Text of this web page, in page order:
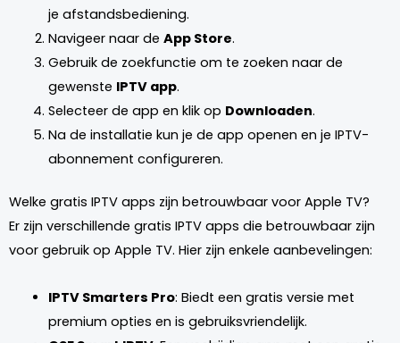
je afstandsbediening.
Navigeer naar de App Store.
Gebruik de zoekfunctie om te zoeken naar de
gewenste IPTV app.
Selecteer de app en klik op Downloaden.
Na de installatie kun je de app openen en je IPTV-
abonnement configureren.
Welke gratis IPTV apps zijn betrouwbaar voor Apple TV?
Er zijn verschillende gratis IPTV apps die betrouwbaar zijn
voor gebruik op Apple TV. Hier zijn enkele aanbevelingen:
IPTV Smarters Pro: Biedt een gratis versie met
premium opties en is gebruiksvriendelijk.